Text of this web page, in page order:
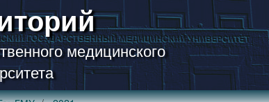
медицинского